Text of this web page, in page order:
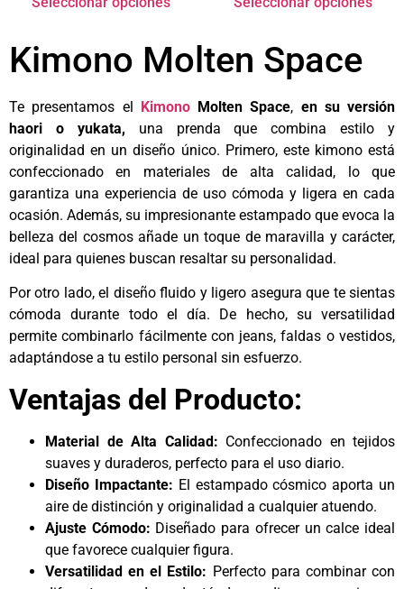
Kimono Molten Space
Te presentamos el KimonoMolten Space, en su versión
haori o yukata, una prenda que combina estilo y
originalidad en un diseño único. Primero, este kimono está
confeccionado en materiales de alta calidad, lo que
garantiza una experiencia de uso cómoda y ligera en cada
ocasión. Además, su impresionante estampado que evoca la
belleza del cosmos añade un toque de maravilla y carácter,
ideal para quienes buscan resaltar su personalidad.
Por otro lado, el diseño fluido y ligero asegura que te sientas
cómoda durante todo el día. De hecho, su versatilidad
permite combinarlo fácilmente con jeans, faldas o vestidos,
adaptándose a tu estilo personal sin esfuerzo.
Ventajas del Producto:
Material de Alta Calidad: Confeccionado en tejidos
suaves y duraderos, perfecto para el uso diario.
Diseño Impactante: El estampado cósmico aporta un
aire de distinción y originalidad a cualquier atuendo.
Ajuste Cómodo: Diseñado para ofrecer un calce ideal
que favorece cualquier figura.
Versatilidad en el Estilo: Perfecto para combinar con